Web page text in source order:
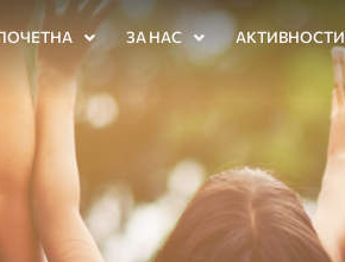
ЗА НАС АКТИВНОСТИ